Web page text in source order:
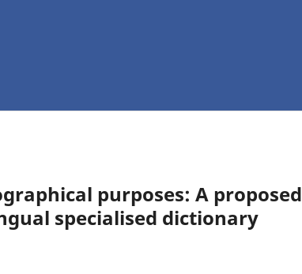
purposes: A proposed
specialised dictionary